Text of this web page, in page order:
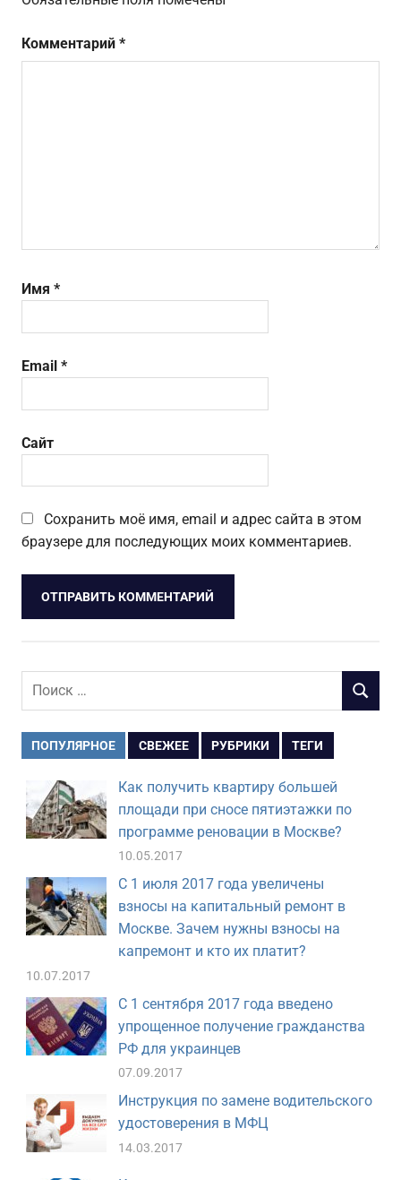
Комментарий *
Имя *
Email *
Сайт
Сохранить моё имя, email и адрес сайта в этом
браузере для последующих моих комментариев.
Поиск
ПОИСК
ПОПУЛЯРНОЕ СВЕЖЕЕ РУБРИКИ ТЕГИ
Как получить квартиру большей
площади при сносе пятиэтажки по
программе реновации в Москве?
10.05.2017
С 1 июля 2017 года увеличены
взносы на капитальный ремонт в
Москве. Зачем нужны взносы на
капремонт и кто их платит?
10.07.2017
С 1 сентября 2017 года введено
упрощенное получение гражданства
РФ для украинцев
07.09.2017
Инструкция по замене водительского
удостоверения в МФЦ
14.03.2017